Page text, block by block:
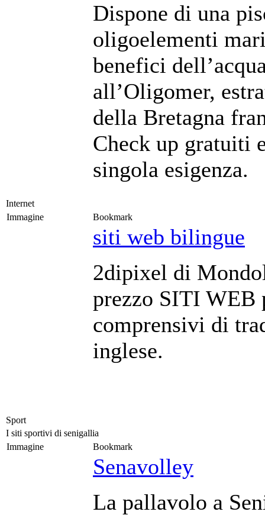
Dispone di una
oligoelementi
benefici
all’Oligomer,
della Bretagna
Check up gratuiti
singola esigenza.
Internet
Immagine
Bookmark
siti web bilingue
2dipixel di
prezzo SITI WEB
comprensivi di
inglese.
Sport
I siti sportivi di senigallia
Immagine
Bookmark
Senavolley
La pallavolo a